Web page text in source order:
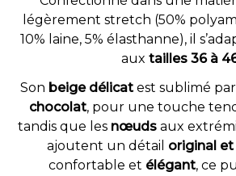
légèrement stretch (50%
10% laine, 5% élasthanne), il
aux tailles 36 à
Son beige délicatest sublimé
chocolat, pour une touche
tandis que les nœudsaux
ajoutent un détail original et
confortable et élégant, ce